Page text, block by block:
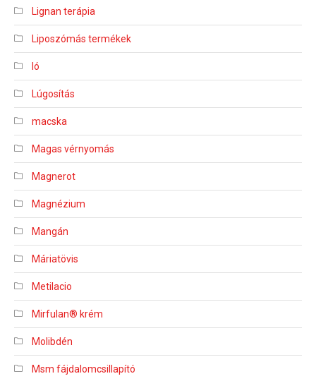
Lignan terápia
Liposzómás termékek
ló
Lúgosítás
macska
Magas vérnyomás
Magnerot
Magnézium
Mangán
Máriatövis
Metilacio
Mirfulan® krém
Molibdén
Msm fájdalomcsillapító